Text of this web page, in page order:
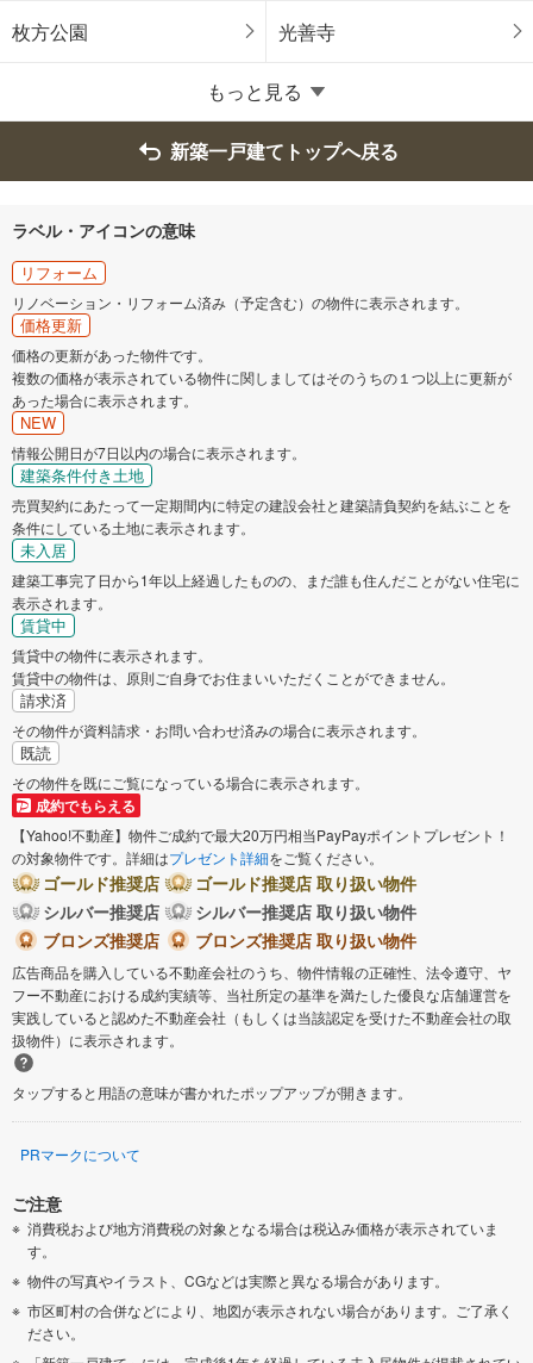
摂津市 東大阪市
枚方公園 光善寺
もっと見る
新築一戸建てトップへ戻る
ラベル・アイコンの意味
リフォーム
リノベーション・リフォーム済み（予定含む）の物件に表示されます。
価格更新
価格の更新があった物件です。
複数の価格が表示されている物件に関しましてはそのうちの１つ以上に更新が
あった場合に表示されます。
NEW
情報公開日が7日以内の場合に表示されます。
建築条件付き土地
売買契約にあたって一定期間内に特定の建設会社と建築請負契約を結ぶことを
条件にしている土地に表示されます。
未入居
建築工事完了日から1年以上経過したものの、まだ誰も住んだことがない住宅に
表示されます。
賃貸中
賃貸中の物件に表示されます。
賃貸中の物件は、原則ご自身でお住まいいただくことができません。
請求済
その物件が資料請求・お問い合わせ済みの場合に表示されます。
既読
その物件を既にご覧になっている場合に表示されます。
成約でもらえる
【Yahoo!不動産】物件ご成約で最大20万円相当PayPayポイントプレゼント！
の対象物件です。詳細はプレゼント詳細をご覧ください。
ゴールド推奨店
ゴールド推奨店 取り扱い物件
シルバー推奨店
シルバー推奨店 取り扱い物件
ブロンズ推奨店
ブロンズ推奨店 取り扱い物件
広告商品を購入している不動産会社のうち、物件情報の正確性、法令遵守、ヤ
フー不動産における成約実績等、当社所定の基準を満たした優良な店舗運営を
実践していると認めた不動産会社（もしくは当該認定を受けた不動産会社の取
扱物件）に表示されます。
タップすると用語の意味が書かれたポップアップが開きます。
PRマークについて
ご注意
消費税および地方消費税の対象となる場合は税込み価格が表示されていま
す。
物件の写真やイラスト、CGなどは実際と異なる場合があります。
市区町村の合併などにより、地図が表示されない場合があります。ご了承く
ださい。